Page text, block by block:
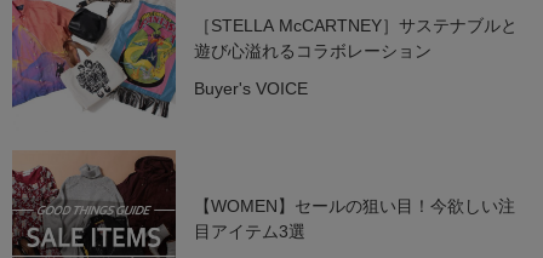
［STELLA McCARTNEY］サステナブルと
遊び心溢れるコラボレーション
Buyer's VOICE
【WOMEN】セールの狙い目！今欲しい注
目アイテム3選